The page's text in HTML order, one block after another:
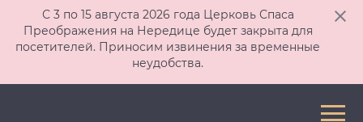
С 3 по 15 августа 2026 года Церковь Спаса
Преображения на Нередице будет закрыта для
посетителей. Приносим извинения за временные
неудобства.